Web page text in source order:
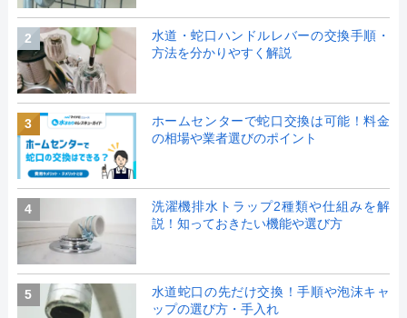
2
水道・蛇口ハンドルレバーの交換手順・
方法を分かりやすく解説
3
ホームセンターで蛇口交換は可能！料金
の相場や業者選びのポイント
4
洗濯機排水トラップ2種類や仕組みを解
説！知っておきたい機能や選び方
5
水道蛇口の先だけ交換！手順や泡沫キャ
ップの選び方・手入れ